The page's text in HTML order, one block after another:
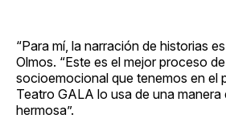
“Para mí, la narración de historias
Olmos. “Este es el mejor proceso
socioemocional que tenemos en el
Teatro GALA lo usa de una
hermosa”.